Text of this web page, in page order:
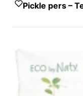
Pickle pers –